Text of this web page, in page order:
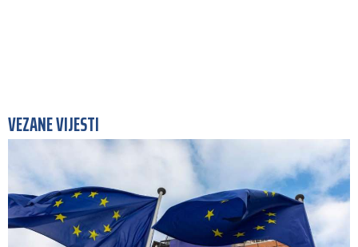
VEZANE VIJESTI